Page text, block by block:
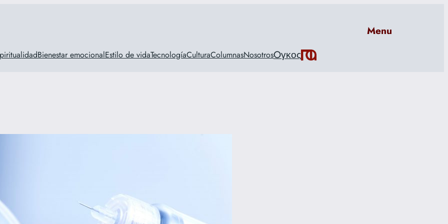
Menu
Bienestar emocionalEstilo de vidaTecnologíaCulturaColumnasNosotrosOγκος